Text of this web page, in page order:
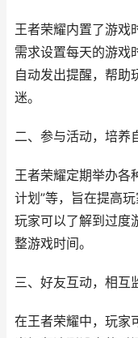
王者荣耀内置了游戏
需求设置每天的游戏
自动发出提醒，帮助
迷。
二、参与活动，培养
王者荣耀定期举办各
计划”等，旨在提高
玩家可以了解到过度
整游戏时间。
三、好友互动，相互
在王者荣耀中，玩家